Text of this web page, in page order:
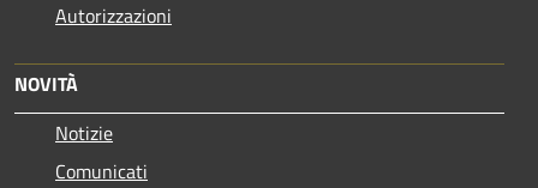
Autorizzazioni
NOVITÀ
Notizie
Comunicati